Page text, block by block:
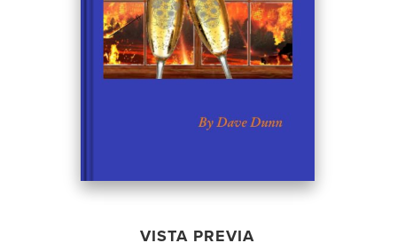
VISTA PREVIA